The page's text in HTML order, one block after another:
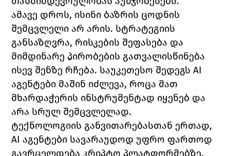
ამავე დროს, ისინი ბაზრის ცოდნის
შემცვლელი არ არის. სტრატეგიის
განსაზღვრა, რისკების შეფასება და
მიმდინარე პირობების გათვალისწინება
ისევ შენზე რჩება. საუკეთესო შედეგს AI
აგენტები მაშინ იძლევა, როცა მათ
მხარდაჭერის ინსტრუმენტად იყენებ და
არა სრულ შემცვლელად.
ტექნოლოგიის განვითარებასთან ერთად,
AI აგენტები სავარაუდოდ უფრო ფართოდ
გავრცელდება კრიპტო პლატფორმებზე.